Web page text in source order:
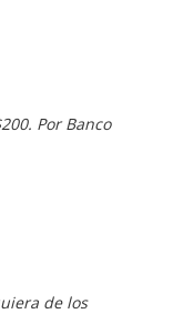
Por Banco
de los